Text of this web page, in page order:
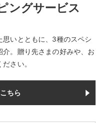
ングサービス
いとともに、3種のスペシ
。贈り先さまの好みや、お
さい。
ちら